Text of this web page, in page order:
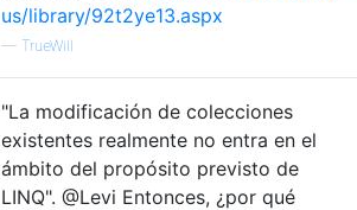
us/library/92t2ye13.aspx
— TrueWill
"La modificación de colecciones
existentes realmente no entra en el
ámbito del propósito previsto de
LINQ". @Levi Entonces, ¿por qué